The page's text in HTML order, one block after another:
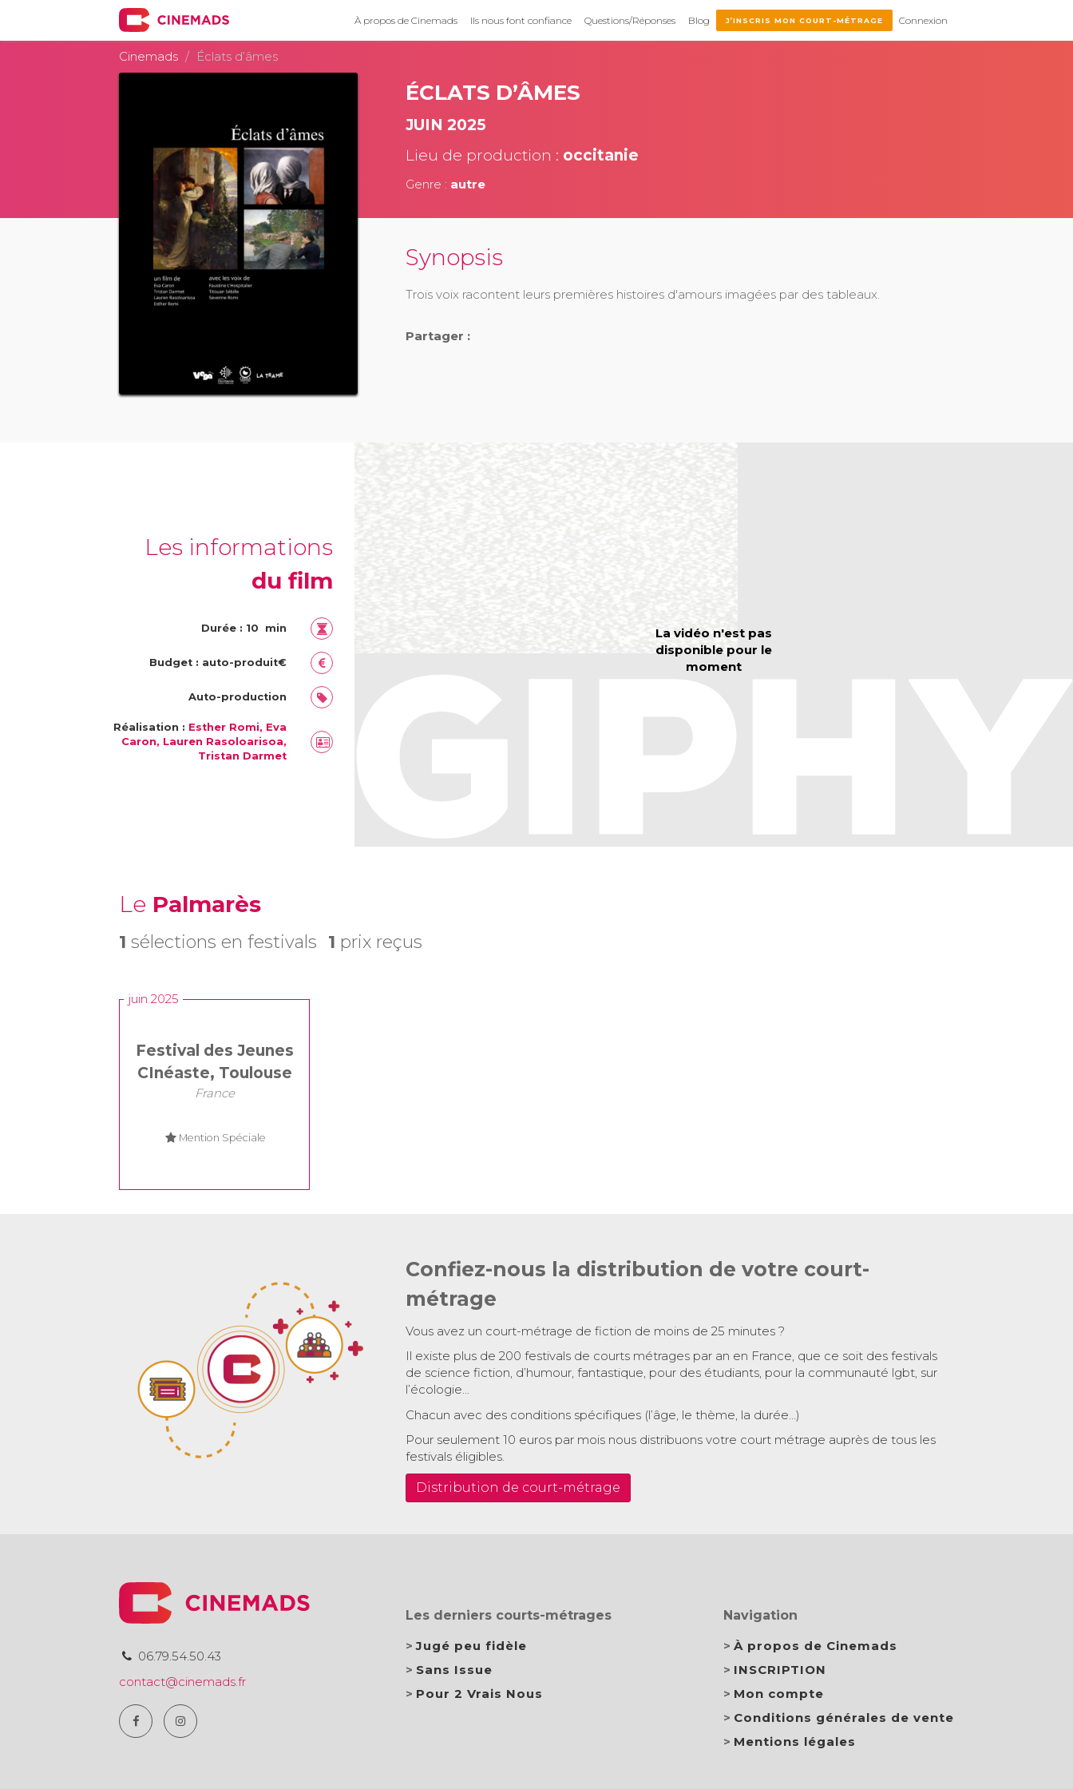
À propos de Cinemads Ils nous font confiance Questions/Réponses Blog J’INSCRIS MON COURT-MÉTRAGE Connexion
Cinemads Éclats d’âmes
ÉCLATS D’ÂMES
JUIN 2025
Lieu de production : occitanie
Genre : autre
Synopsis
Trois voix racontent leurs premières histoires d'amours imagées par des tableaux.
Partager :
Les informations
du film
Durée : 10 min
Budget : auto-produit€
Auto-production
Réalisation : Esther Romi, Eva
Caron, Lauren Rasoloarisoa,
Tristan Darmet
Le Palmarès
1 sélections en festivals 1 prix reçus
juin 2025
Festival des Jeunes
CInéaste, Toulouse
France
Mention Spéciale
Confiez-nous la distribution de votre court-
métrage
Vous avez un court-métrage de fiction de moins de 25 minutes ?
Il existe plus de 200 festivals de courts métrages par an en France, que ce soit des festivals
de science fiction, d’humour, fantastique, pour des étudiants, pour la communauté lgbt, sur
l’écologie…
Chacun avec des conditions spécifiques (l’âge, le thème, la durée…)
Pour seulement 10 euros par mois nous distribuons votre court métrage auprès de tous les
festivals éligibles.
Distribution de court-métrage
06.79.54.50.43
contact@cinemads.fr
Les derniers courts-métrages
Jugé peu fidèle
Sans Issue
Pour 2 Vrais Nous
Navigation
À propos de Cinemads
INSCRIPTION
Mon compte
Conditions générales de vente
Mentions légales